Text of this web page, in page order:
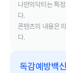
나만의닥터는 특
다.
콘텐츠의 내용은
다.
독감예방백